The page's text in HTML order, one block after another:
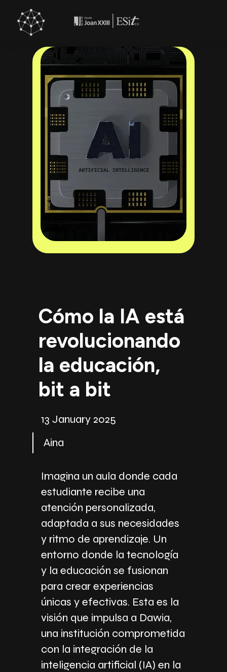
Cómo la IA está
revolucionando
la educación,
bit a bit
Aina
13 January 2025
Imagina un aula donde cada
estudiante recibe una
atención personalizada,
adaptada a sus necesidades
y ritmo de aprendizaje. Un
entorno donde la tecnología
y la educación se fusionan
para crear experiencias
únicas y efectivas. Esta es la
visión que impulsa a Dawia,
una institución comprometida
con la integración de la
inteligencia artificial (IA) en la